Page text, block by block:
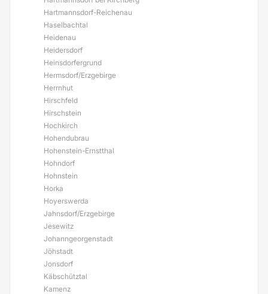
Hartmannsdorf-Reichenau
Haselbachtal
Heidenau
Heidersdorf
Heinsdorfergrund
Hermsdorf/Erzgebirge
Herrnhut
Hirschfeld
Hirschstein
Hochkirch
Hohendubrau
Hohenstein-Ernstthal
Hohndorf
Hohnstein
Horka
Hoyerswerda
Jahnsdorf/Erzgebirge
Jesewitz
Johanngeorgenstadt
Jöhstadt
Jonsdorf
Käbschütztal
Kamenz